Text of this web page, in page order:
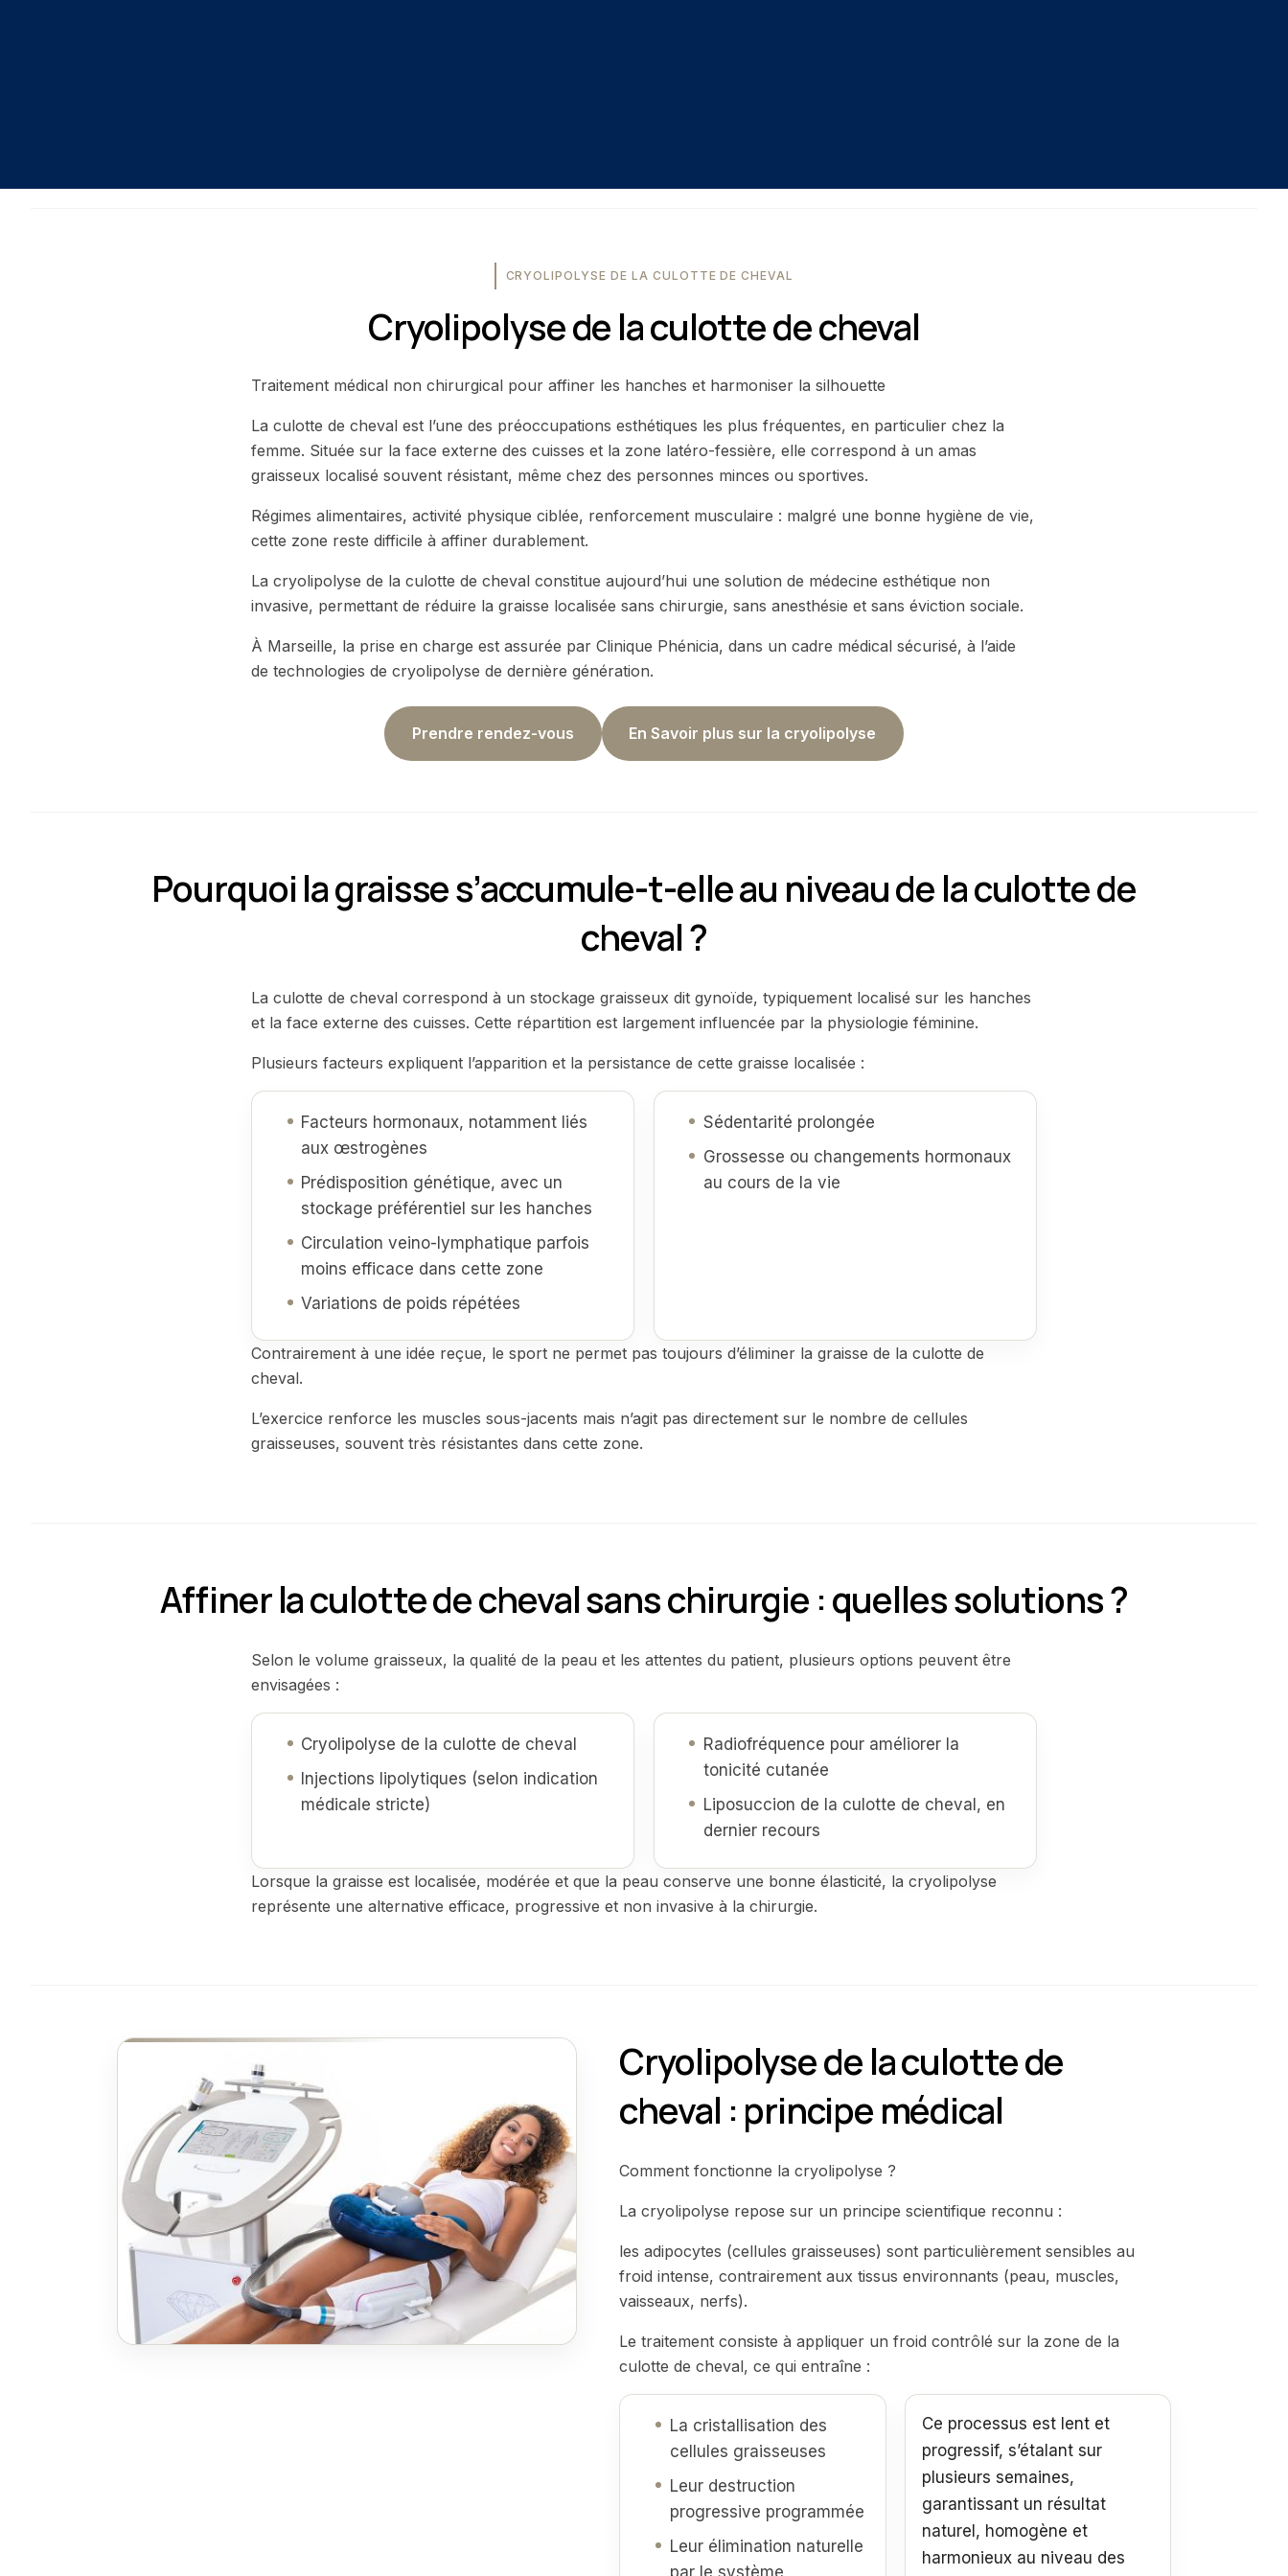
CRYOLIPOLYSE DE LA CULOTTE DE CHEVAL
Cryolipolyse de la culotte de cheval
Traitement médical non chirurgical pour affiner les hanches et harmoniser la silhouette
La culotte de cheval est l’une des préoccupations esthétiques les plus fréquentes, en particulier chez la
femme. Située sur la face externe des cuisses et la zone latéro-fessière, elle correspond à un amas
graisseux localisé souvent résistant, même chez des personnes minces ou sportives.
Régimes alimentaires, activité physique ciblée, renforcement musculaire : malgré une bonne hygiène de vie,
cette zone reste difficile à affiner durablement.
La cryolipolyse de la culotte de cheval constitue aujourd’hui une solution de médecine esthétique non
invasive, permettant de réduire la graisse localisée sans chirurgie, sans anesthésie et sans éviction sociale.
À Marseille, la prise en charge est assurée par Clinique Phénicia, dans un cadre médical sécurisé, à l’aide
de technologies de cryolipolyse de dernière génération.
Prendre rendez-vous En Savoir plus sur la cryolipolyse
Pourquoi la graisse s’accumule-t-elle au niveau de la culotte de
cheval ?
La culotte de cheval correspond à un stockage graisseux dit gynoïde, typiquement localisé sur les hanches
et la face externe des cuisses. Cette répartition est largement influencée par la physiologie féminine.
Plusieurs facteurs expliquent l’apparition et la persistance de cette graisse localisée :
Facteurs hormonaux, notamment liés
aux œstrogènes
Prédisposition génétique, avec un
stockage préférentiel sur les hanches
Circulation veino-lymphatique parfois
moins efficace dans cette zone
Variations de poids répétées
Sédentarité prolongée
Grossesse ou changements hormonaux
au cours de la vie
Contrairement à une idée reçue, le sport ne permet pas toujours d’éliminer la graisse de la culotte de
cheval.
L’exercice renforce les muscles sous-jacents mais n’agit pas directement sur le nombre de cellules
graisseuses, souvent très résistantes dans cette zone.
Affiner la culotte de cheval sans chirurgie : quelles solutions ?
Selon le volume graisseux, la qualité de la peau et les attentes du patient, plusieurs options peuvent être
envisagées :
Cryolipolyse de la culotte de cheval
Injections lipolytiques (selon indication
médicale stricte)
Radiofréquence pour améliorer la
tonicité cutanée
Liposuccion de la culotte de cheval, en
dernier recours
Lorsque la graisse est localisée, modérée et que la peau conserve une bonne élasticité, la cryolipolyse
représente une alternative efficace, progressive et non invasive à la chirurgie.
Cryolipolyse de la culotte de
cheval : principe médical
Comment fonctionne la cryolipolyse ?
La cryolipolyse repose sur un principe scientifique reconnu :
les adipocytes (cellules graisseuses) sont particulièrement sensibles au
froid intense, contrairement aux tissus environnants (peau, muscles,
vaisseaux, nerfs).
Le traitement consiste à appliquer un froid contrôlé sur la zone de la
culotte de cheval, ce qui entraîne :
La cristallisation des
cellules graisseuses
Leur destruction
progressive programmée
Leur élimination naturelle
par le système
Ce processus est lent et
progressif, s’étalant sur
plusieurs semaines,
garantissant un résultat
naturel, homogène et
harmonieux au niveau des